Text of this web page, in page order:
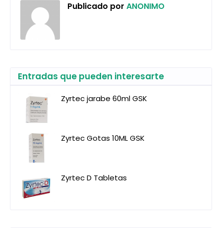
Publicado por ANONIMO
Entradas que pueden interesarte
Zyrtec jarabe 60ml GSK
Zyrtec Gotas 10ML GSK
Zyrtec D Tabletas